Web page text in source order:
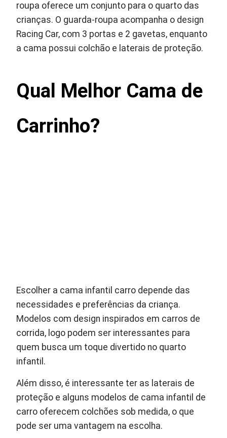
roupa oferece um conjunto para o quarto das
crianças. O guarda-roupa acompanha o design
Racing Car, com 3 portas e 2 gavetas, enquanto
a cama possui colchão e laterais de proteção.
Qual Melhor Cama de
Carrinho?
Escolher a cama infantil carro depende das
necessidades e preferências da criança.
Modelos com design inspirados em carros de
corrida, logo podem ser interessantes para
quem busca um toque divertido no quarto
infantil.
Além disso, é interessante ter as laterais de
proteção e alguns modelos de cama infantil de
carro oferecem colchões sob medida, o que
pode ser uma vantagem na escolha.